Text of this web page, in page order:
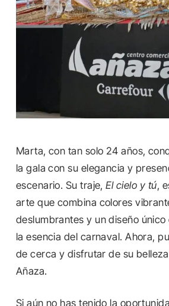
Marta, con tan solo 24 años,
la gala con su elegancia y
escenario. Su traje,El cielo y tú,
arte que combina colores
deslumbrantes y un diseño
la esencia del carnaval. Ahora,
de cerca y disfrutar de su
Añaza.
Si aún no has tenido la